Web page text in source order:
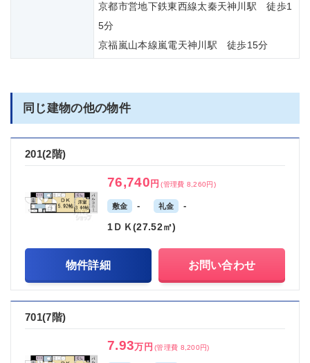
京都市営地下鉄東西線太秦天神川駅 徒歩1
5分
京福嵐山本線嵐電天神川駅 徒歩15分
同じ建物の他の物件
201(2階)
76,740 円 (管理費 8,260円)
敷金 - 礼金 -
1ＤＫ(27.52㎡)
物件詳細 お問い合わせ
701(7階)
7.93万円 (管理費 8,200円)